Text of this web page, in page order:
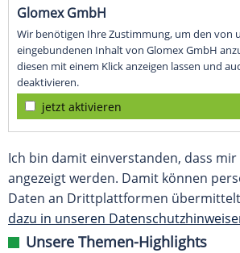
Glomex GmbH
Wir benötigen Ihre Zustimmung, um den von
eingebundenen Inhalt von Glomex GmbH
diesen mit einem Klick anzeigen lassen und
deaktivieren.
jetzt aktivieren
Ich bin damit einverstanden, dass
angezeigt werden. Damit können
Daten an Drittplattformen
dazu in unseren
Unsere Themen-Highlights